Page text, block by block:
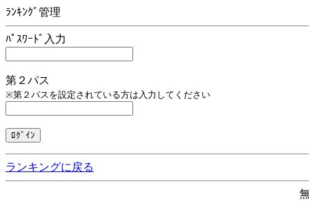
ﾗﾝｷﾝｸﾞ管理
ﾊﾟｽﾜｰﾄﾞ入力
第２パス
※第２パスを設定されている方は入力してください
ランキングに戻る